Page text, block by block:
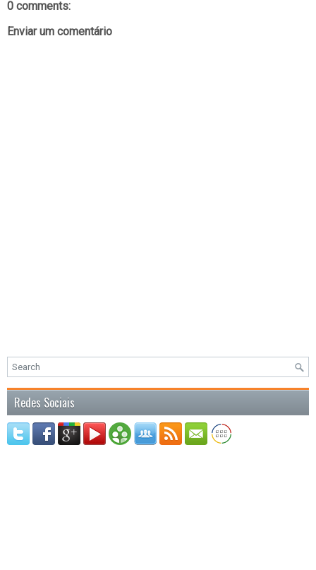
0 comments:
Enviar um comentário
Redes Sociais